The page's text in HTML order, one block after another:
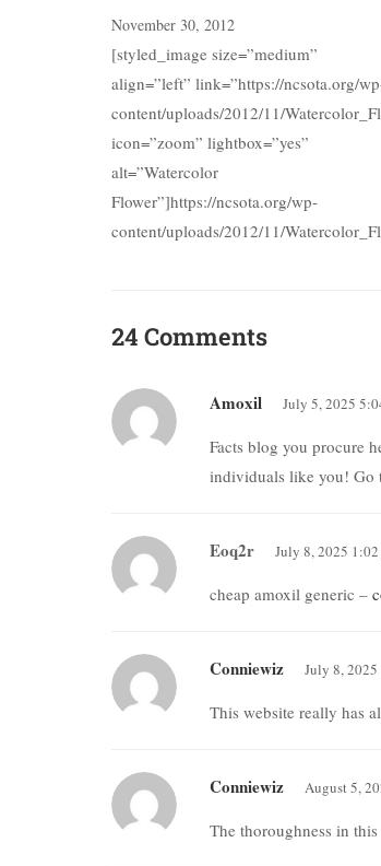
November 30, 2012
[styled_image size=”medium”
align=”left” link=”https://ncsota.org/
content/uploads/2012/11/
icon=”zoom” lightbox=”yes”
alt=”Watercolor
Flower”]https://ncsota.org/wp-
content/uploads/2012/11/
24 Comments
Amoxil July 5, 2025
Facts blog you procure
individuals like you! Go
Eoq2r July 8, 2025
cheap amoxil generic –
Conniewiz July 8,
This website really has
Conniewiz August 5,
The thoroughness in